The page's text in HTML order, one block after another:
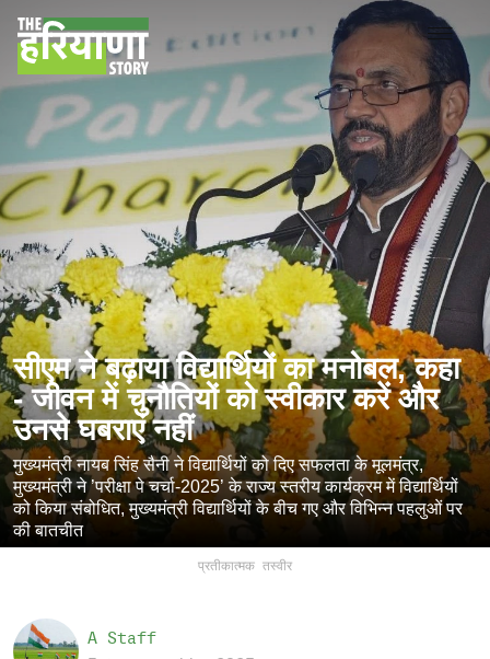
सीएम ने बढ़ाया विद्यार्थियों का मनोबल, कहा
- जीवन में चुनौतियों को स्वीकार करें और
उनसे घबराएं नहीं
मुख्यमंत्री नायब सिंह सैनी ने विद्यार्थियों को दिए सफलता के मूलमंत्र,
मुख्यमंत्री ने ’परीक्षा पे चर्चा-2025’ के राज्य स्तरीय कार्यक्रम में विद्यार्थियों
को किया संबोधित, मुख्यमंत्री विद्यार्थियों के बीच गए और विभिन्न पहलुओं पर
की बातचीत
प्रतीकात्मक तस्वीर
A Staff